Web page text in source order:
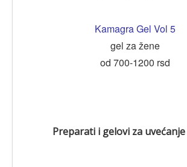
Kamagra Gel Vol 5
gel za žene
od 700-1200 rsd
Preparati i gelovi za